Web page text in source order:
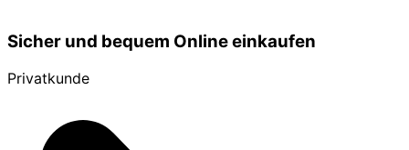
Sicher und bequem Online einkaufen
Privatkunde